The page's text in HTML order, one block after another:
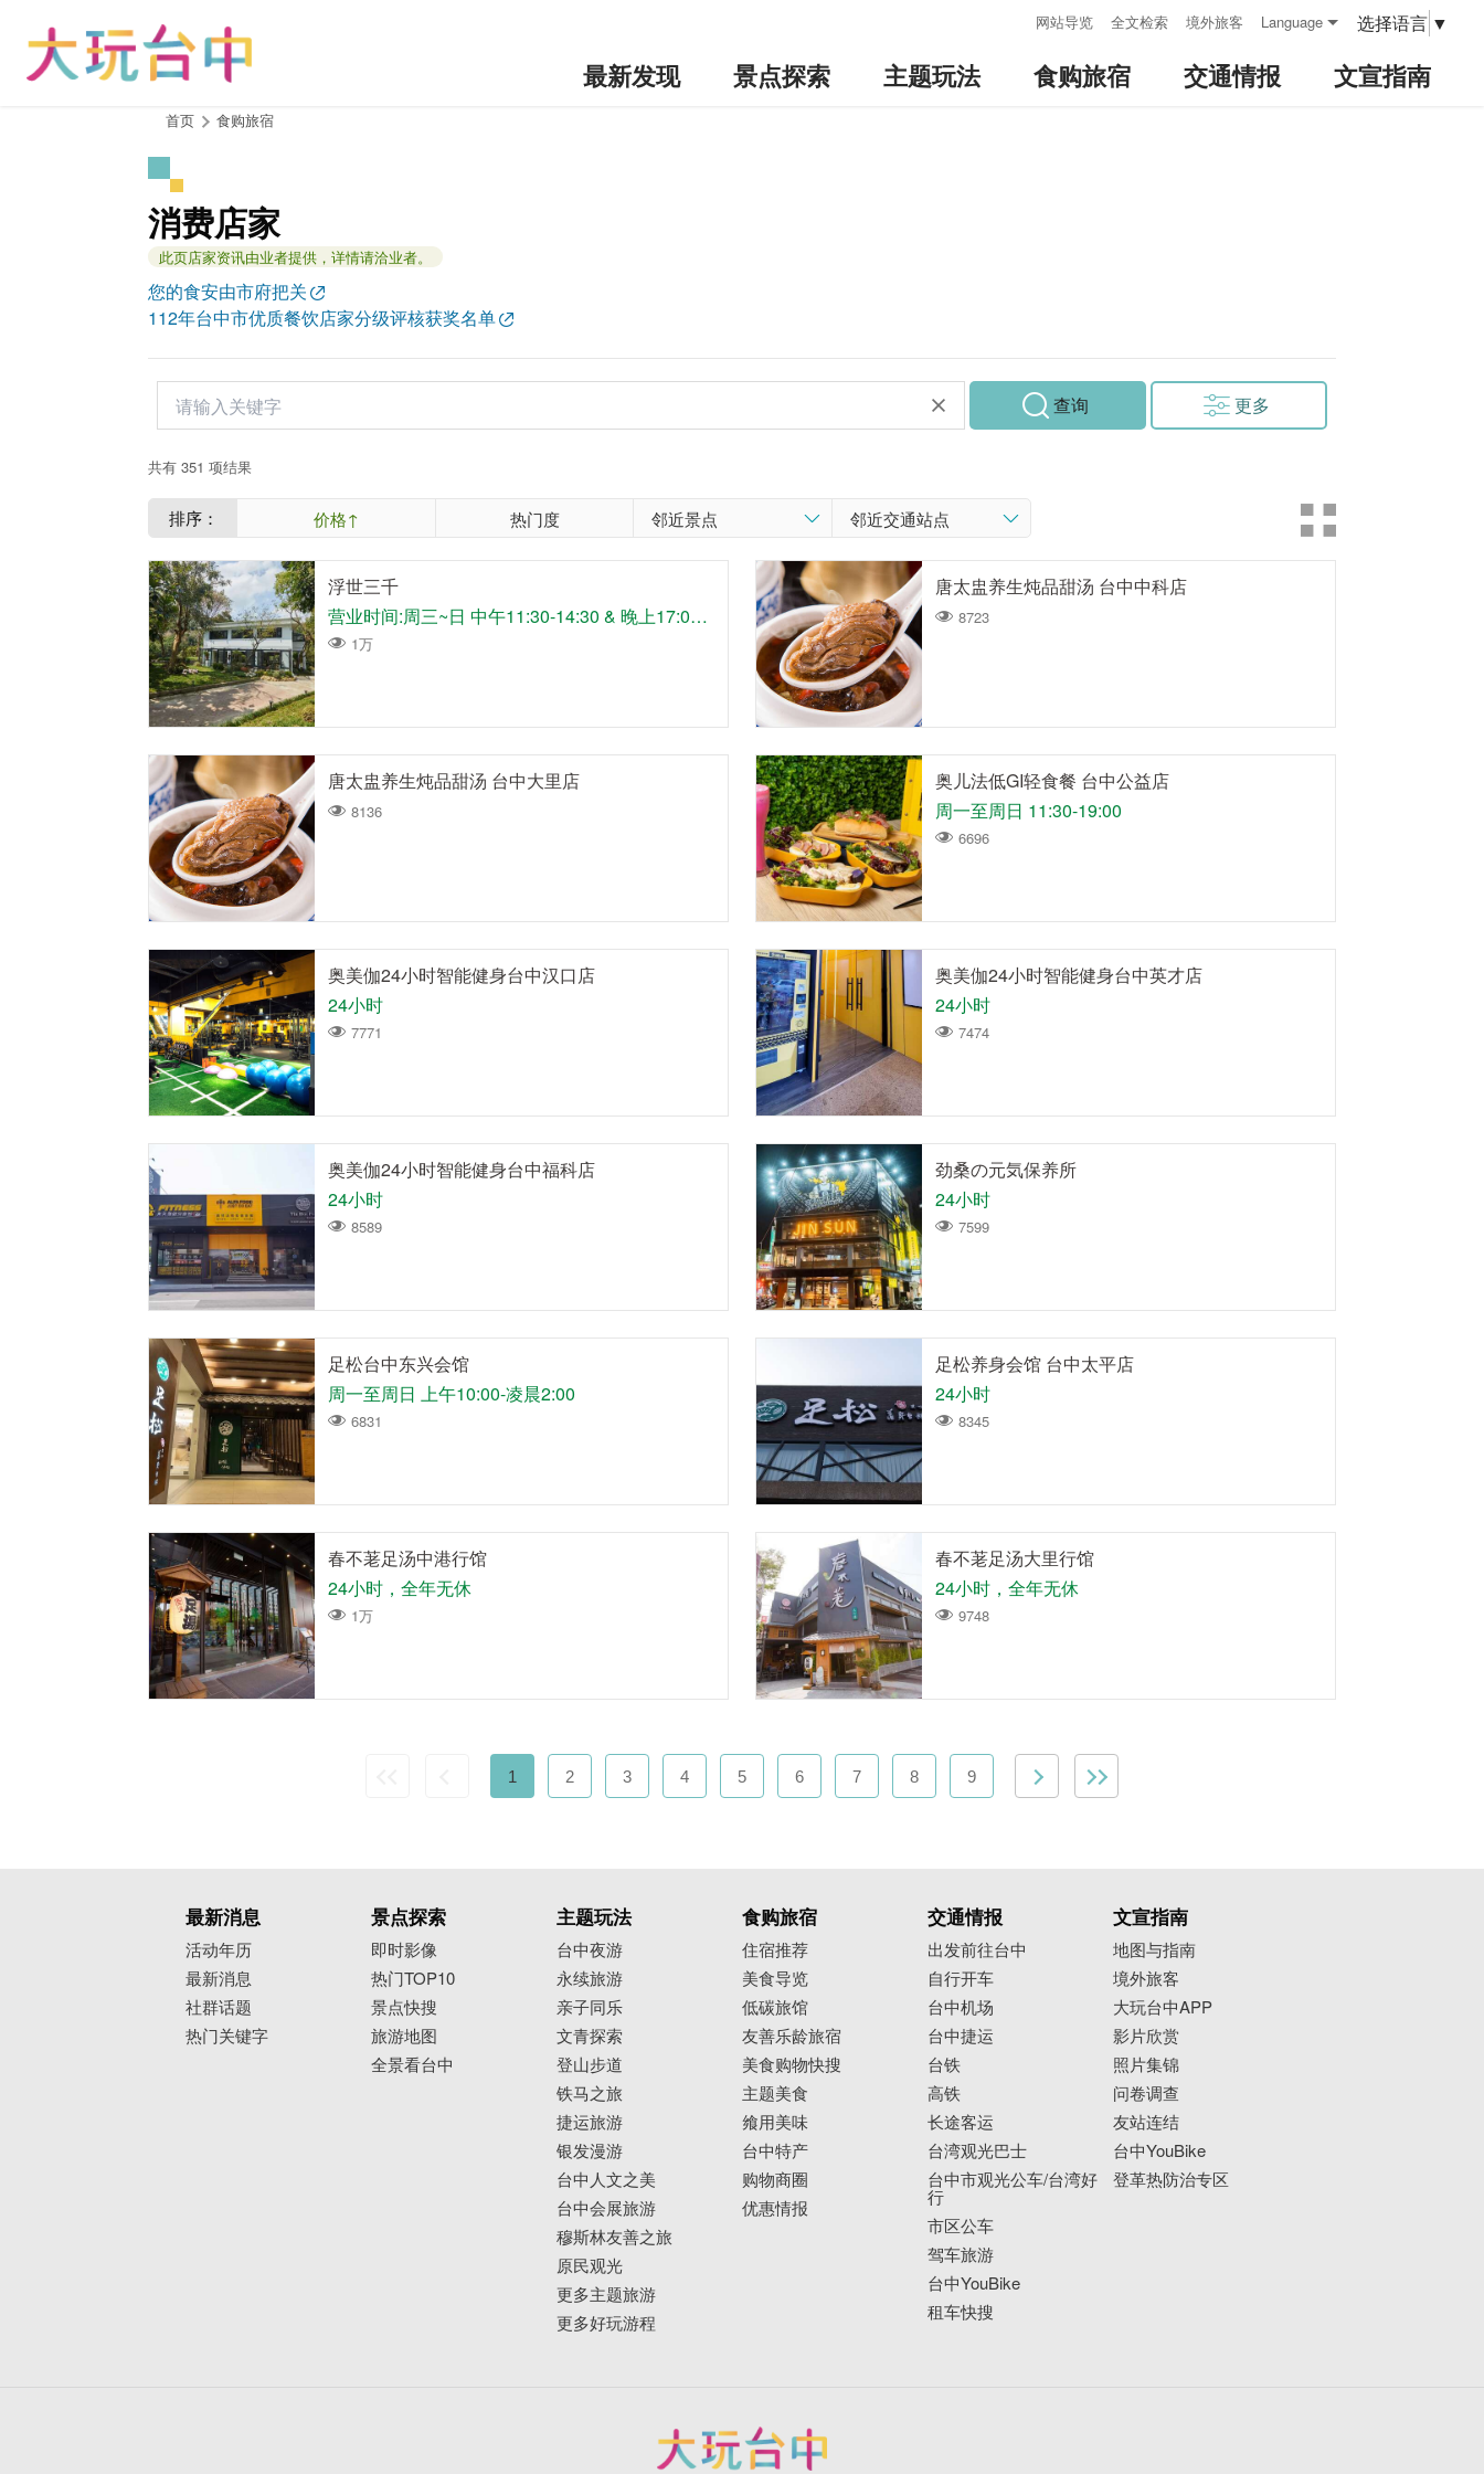
网站导览 全文检索 境外旅客 Language 选择语言 ▼
最新发现 景点探索 主题玩法 食购旅宿 交通情报 文宣指南
首页 食购旅宿
消费店家
此页店家资讯由业者提供，详情请洽业者。
您的食安由市府把关
112年台中市优质餐饮店家分级评核获奖名单
查询 更多
共有 351 项结果
排序： 价格↑ 热门度
浮世三千
营业时间:周三~日 中午11:30-14:30 & 晚上17:00-21:00 周一&周二公休
1万
唐太盅养生炖品甜汤 台中中科店
8723
唐太盅养生炖品甜汤 台中大里店
8136
奥儿法低GI轻食餐 台中公益店
周一至周日 11:30-19:00
6696
奥美伽24小时智能健身台中汉口店
24小时
7771
奥美伽24小时智能健身台中英才店
24小时
7474
奥美伽24小时智能健身台中福科店
24小时
8589
劲桑の元気保养所
24小时
7599
足松台中东兴会馆
周一至周日 上午10:00-凌晨2:00
6831
足松养身会馆 台中太平店
24小时
8345
春不荖足汤中港行馆
24小时，全年无休
1万
春不荖足汤大里行馆
24小时，全年无休
9748
1 2 3 4 5 6 7 8 9
最新消息
活动年历
最新消息
社群话题
热门关键字
景点探索
即时影像
热门TOP10
景点快搜
旅游地图
全景看台中
主题玩法
台中夜游
永续旅游
亲子同乐
文青探索
登山步道
铁马之旅
捷运旅游
银发漫游
台中人文之美
台中会展旅游
穆斯林友善之旅
原民观光
更多主题旅游
更多好玩游程
食购旅宿
住宿推荐
美食导览
低碳旅馆
友善乐龄旅宿
美食购物快搜
主题美食
飨用美味
台中特产
购物商圈
优惠情报
交通情报
出发前往台中
自行开车
台中机场
台中捷运
台铁
高铁
长途客运
台湾观光巴士
台中市观光公车/台湾好
行
市区公车
驾车旅游
台中YouBike
租车快搜
文宣指南
地图与指南
境外旅客
大玩台中APP
影片欣赏
照片集锦
问卷调查
友站连结
台中YouBike
登革热防治专区